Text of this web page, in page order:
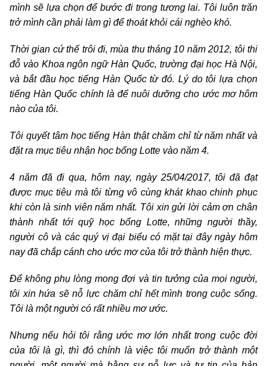
mình sẽ lựa chọn để bước đi trong tương lai. Tôi luôn trăn
trở mình cần phải làm gì để thoát khỏi cái nghèo khó.
Thời gian cứ thế trôi đi, mùa thu tháng 10 năm 2012, tôi thi
đỗ vào Khoa ngôn ngữ Hàn Quốc, trường đại học Hà Nội,
và bắt đầu học tiếng Hàn Quốc từ đó. Lý do tôi lựa chọn
tiếng Hàn Quốc chính là để nuôi dưỡng cho ước mơ hôm
nào của tôi.
Tôi quyết tâm học tiếng Hàn thật chăm chỉ từ năm nhất và
đặt ra mục tiêu nhận học bổng Lotte vào năm 4.
4 năm đã đi qua, hôm nay, ngày 25/04/2017, tôi đã đạt
được mục tiêu mà tôi từng vô cùng khát khao chinh phục
khi còn là sinh viên năm nhất. Tôi xin gửi lời cảm ơn chân
thành nhất tới quỹ học bổng Lotte, những người thầy,
người cô và các quý vị đại biểu có mặt tại đây ngày hôm
nay đã chắp cánh cho ước mơ của tôi trở thành hiện thực.
Để không phụ lòng mong đợi và tin tưởng của mọi người,
tôi xin hứa sẽ nỗ lực chăm chỉ hết mình trong cuộc sống.
Tôi là một người có rất nhiều mơ ước.
Nhưng nếu hỏi tôi rằng ước mơ lớn nhất trong cuộc đời
của tôi là gì, thì đó chính là việc tôi muốn trở thành một